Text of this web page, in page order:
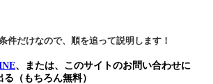
件だけなので、順を追って説明します！
、または、このサイトのお問い合わせに
る（もちろん無料）